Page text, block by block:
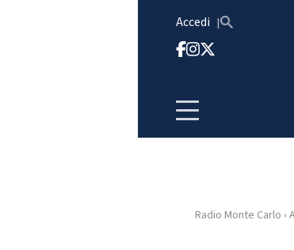
Accedi
HOMERadio Monte Carlo ›